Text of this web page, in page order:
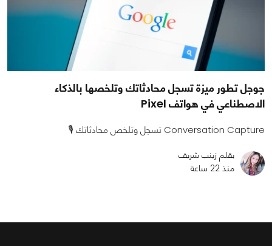
جوجل تطور ميزة تسجل محادثاتك وتلخصها بالذكاء
الاصطناعي في هواتف Pixel
Conversation Capture تسجل وتلخص محادثاتك 🎙️
بقلم زينب شريف
منذ 22 ساعة